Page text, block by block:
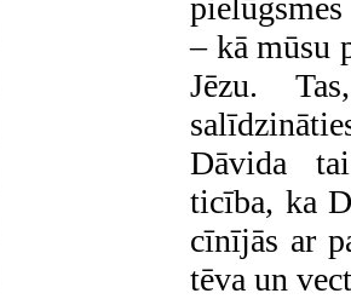
– kā mūsu
Jēzu.
Dāvida
ticība, ka
cīnījās ar
tēva un